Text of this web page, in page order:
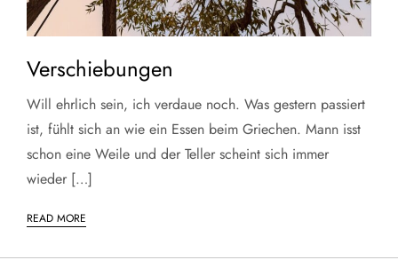
Verschiebungen
Will ehrlich sein, ich verdaue noch. Was gestern passiert
ist, fühlt sich an wie ein Essen beim Griechen. Mann isst
schon eine Weile und der Teller scheint sich immer
wieder […]
READ MORE